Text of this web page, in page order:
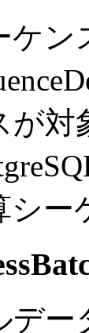
ケン
が対
シー
デー